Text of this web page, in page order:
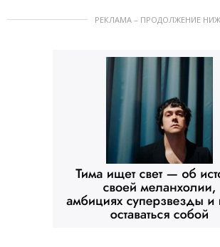
РЕКЛАМА – ПРОДОЛЖЕНИЕ